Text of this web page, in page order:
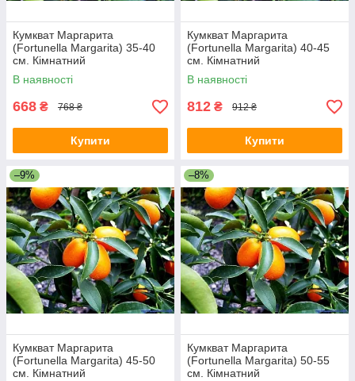
Кумкват Маргарита
(Fortunella Margarita) 35-40
см. Кімнатний
В наявності
668 ₴ 768 ₴
Купити
Кумкват Маргарита
(Fortunella Margarita) 40-45
см. Кімнатний
В наявності
812 ₴ 912 ₴
Купити
–9%
Кумкват Маргарита
(Fortunella Margarita) 45-50
см. Кімнатний
–8%
Кумкват Маргарита
(Fortunella Margarita) 50-55
см. Кімнатний